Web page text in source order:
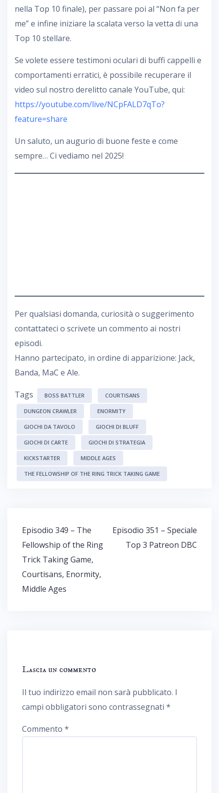
nella Top 10 finale), per passare poi al “Non fa per
me” e infine iniziare la scalata verso la vetta di una
Top 10 stellare.
Se volete essere testimoni oculari di buffi cappelli e
comportamenti erratici, è possibile recuperare il
video sul nostro derelitto canale YouTube, qui:
https://youtube.com/live/NCpFALD7qTo?
feature=share
Un saluto, un augurio di buone feste e come
sempre… Ci vediamo nel 2025!
Per qualsiasi domanda, curiosità o suggerimento
contattateci o scrivete un commento ai nostri
episodi.
Hanno partecipato, in ordine di apparizione: Jack,
Banda, MaC e Ale.
Tags BOSS BATTLER COURTISANS
DUNGEON CRAWLER ENORMITY
GIOCHI DA TAVOLO GIOCHI DI BLUFF
GIOCHI DI CARTE GIOCHI DI STRATEGIA
KICKSTARTER MIDDLE AGES
THE FELLOWSHIP OF THE RING TRICK TAKING GAME
Navigazione
articoli
Episodio 349 – The
Fellowship of the Ring
Trick Taking Game,
Courtisans, Enormity,
Middle Ages
Episodio 351 – Speciale
Top 3 Patreon DBC
Lascia un commento
Il tuo indirizzo email non sarà pubblicato. I
campi obbligatori sono contrassegnati *
Commento *